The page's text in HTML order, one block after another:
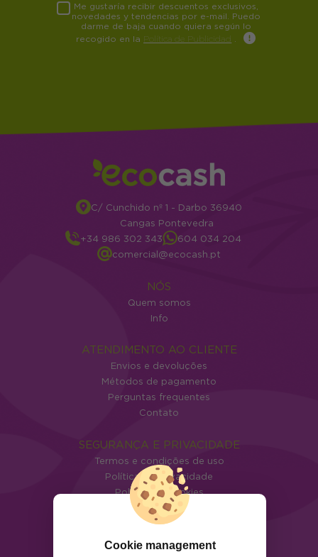
Me gustaría recibir descuentos exclusivos,
novedades y tendencias por e-mail. Puedo
darme de baja cuando quiera según lo
recogido en la Política de Publicidad
C/ Cunchido nº 1 - Darbo 36940
Cangas Pontevedra
+34 986 302 343
604 034 204
comercial@ecocash.pt
NÓS
Quem somos
Info
ATENDIMENTO AO CLIENTE
Envios e devoluções
Métodos de pagamento
Perguntas frequentes
Contato
SEGURANÇA E PRIVACIDADE
Termos e condições de uso
Política de privacidade
Política de cookies
Cookie management